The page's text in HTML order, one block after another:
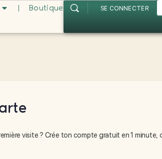
Boutique SE CONNECTER
visite ? Crée ton compte gratuit en 1 minute,